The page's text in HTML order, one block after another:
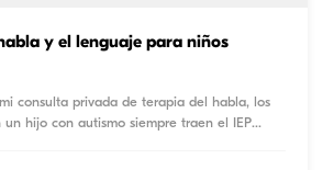
y el lenguaje para niños
consulta privada de terapia del habla, los
hijo con autismo siempre traen el IEP...